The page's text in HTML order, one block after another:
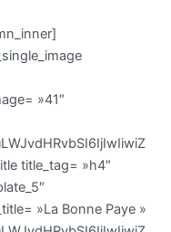
»41″
title_tag= »h4″
»La Bonne Paye »